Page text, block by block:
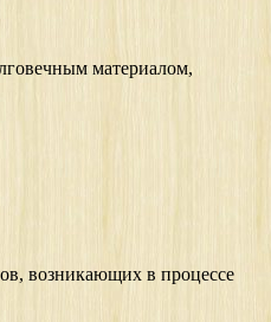
материалом,
возникающих в процессе